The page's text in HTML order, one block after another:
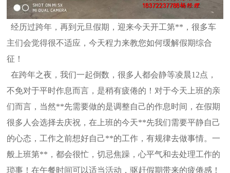
经历过跨年，再到元旦假期，迎来今天开工第**，很多车
主们会觉得很不适应，今天程力来教您如何缓解假期综合
征！
在跨年之夜，我们一起倒数，很多人都会静等凌晨12点，
不免对于平时作息而言，是稍有疲倦的！对于今天上班的亲
们而言，当然**先需要做的是调整自己的作息时间，在假期
很多人会选择去庆祝，在上班的今天**先我们需要平静自己
的心态，工作之前想好自己**的工作，有规律去做事情。一
般上班第**，都会很忙，切忌焦躁，心平气和去处理工作的
琐事！在午餐时间可以适当活动，驱赶假期带来的疲倦感！